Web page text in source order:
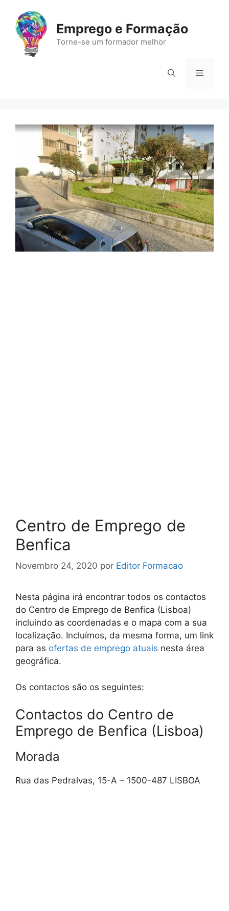
para
conteúdo
Emprego e Formação
Torne-se um formador melhor
Menu
Centro de Emprego de
Benfica
Novembro 24, 2020 por Editor Formacao
Nesta página irá encontrar todos os contactos
do Centro de Emprego de Benfica (Lisboa)
incluindo as coordenadas e o mapa com a sua
localização. Incluímos, da mesma forma, um link
para as ofertas de emprego atuais nesta área
geográfica.
Os contactos são os seguintes:
Contactos do Centro de
Emprego de Benfica (Lisboa)
Morada
Rua das Pedralvas, 15-A – 1500-487 LISBOA